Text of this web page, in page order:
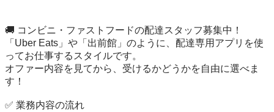
🚚 コンビニ・ファストフードの配達スタッフ募集中！
「Uber Eats」や「出前館」のように、配達専用アプリを使
ってお仕事するスタイルです。
オファー内容を見てから、受けるかどうかを自由に選べま
す！
✅ 業務内容の流れ